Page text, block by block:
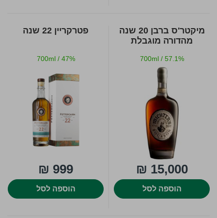
מיקטר'ס ברבן 20 שנה
מהדורה מוגבלת
700ml / 57.1%
15,000 ₪
הוספה לסל
פטרקריין 22 שנה
700ml / 47%
999 ₪
הוספה לסל